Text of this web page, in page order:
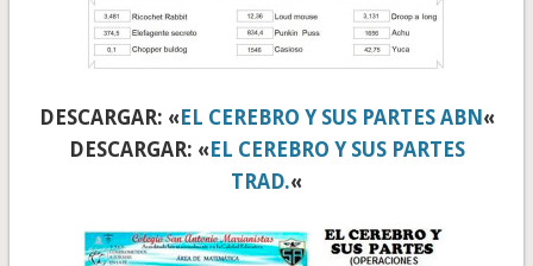
DESCARGAR: «EL CEREBRO Y SUS PARTES ABN «
DESCARGAR: «EL CEREBRO Y SUS PARTES
TRAD.«